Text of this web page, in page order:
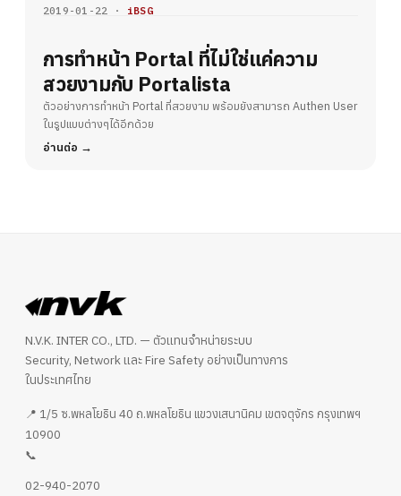
2019-01-22 · iBSG
การทำหน้า Portal ที่ไม่ใช่แค่ความ
สวยงามกับ Portalista
ตัวอย่างการทำหน้า Portal ที่สวยงาม พร้อมยังสามารถ Authen User
ในรูปแบบต่างๆได้อีกด้วย
อ่านต่อ
N.V.K. INTER CO., LTD. — ตัวแทนจำหน่ายระบบ
Security, Network และ Fire Safety อย่างเป็นทางการ
ในประเทศไทย
📍 1/5 ซ.พหลโยธิน 40 ถ.พหลโยธิน แขวงเสนานิคม เขตจตุจักร กรุงเทพฯ
10900
📞
02-940-2070